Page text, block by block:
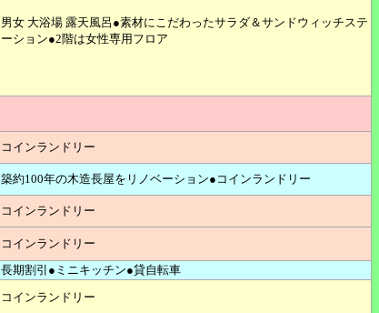
男女 大浴場 露天風呂●素材にこだわったサラダ＆サンドウィッチステ
ーション●2階は女性専用フロア
コインランドリー
築約100年の木造長屋をリノベーション●コインランドリー
コインランドリー
コインランドリー
長期割引●ミニキッチン●貸自転車
コインランドリー